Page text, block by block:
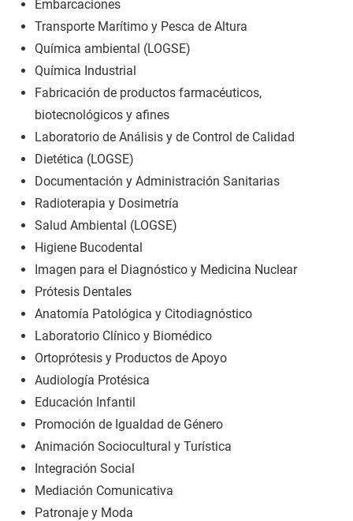
Embarcaciones
Transporte Marítimo y Pesca de Altura
Química ambiental (LOGSE)
Química Industrial
Fabricación de productos farmacéuticos,
biotecnológicos y afines
Laboratorio de Análisis y de Control de Calidad
Dietética (LOGSE)
Documentación y Administración Sanitarias
Radioterapia y Dosimetría
Salud Ambiental (LOGSE)
Higiene Bucodental
Imagen para el Diagnóstico y Medicina Nuclear
Prótesis Dentales
Anatomía Patológica y Citodiagnóstico
Laboratorio Clínico y Biomédico
Ortoprótesis y Productos de Apoyo
Audiología Protésica
Educación Infantil
Promoción de Igualdad de Género
Animación Sociocultural y Turística
Integración Social
Mediación Comunicativa
Patronaje y Moda